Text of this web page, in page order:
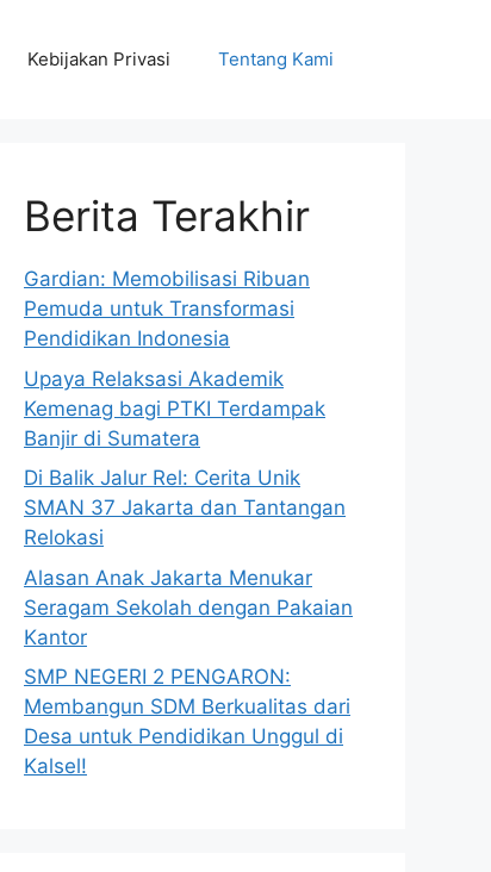
Kebijakan Privasi Tentang Kami
Berita Terakhir
Gardian: Memobilisasi Ribuan
Pemuda untuk Transformasi
Pendidikan Indonesia
Upaya Relaksasi Akademik
Kemenag bagi PTKI Terdampak
Banjir di Sumatera
Di Balik Jalur Rel: Cerita Unik
SMAN 37 Jakarta dan Tantangan
Relokasi
Alasan Anak Jakarta Menukar
Seragam Sekolah dengan Pakaian
Kantor
SMP NEGERI 2 PENGARON:
Membangun SDM Berkualitas dari
Desa untuk Pendidikan Unggul di
Kalsel!